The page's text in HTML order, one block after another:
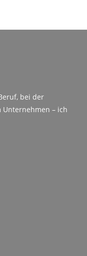
bei der
– ich